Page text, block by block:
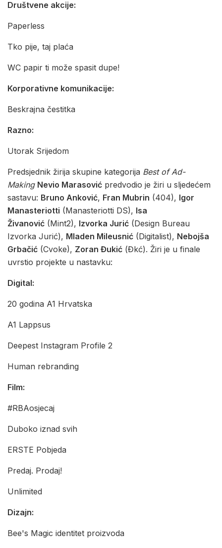
Društvene akcije:
Paperless
Tko pije, taj plaća
WC papir ti može spasit dupe!
Korporativne komunikacije:
Beskrajna čestitka
Razno:
Utorak Srijedom
Predsjednik žirija skupine kategorija Best of Ad-
Making Nevio Marasović predvodio je žiri u sljedećem
sastavu: Bruno Anković, Fran Mubrin (404), Igor
Manasteriotti (Manasteriotti DS), Isa
Živanović (Mint2), Izvorka Jurić (Design Bureau
Izvorka Jurić), Mladen Mileusnić (Digitalist), Nebojša
Grbačić (Cvoke), Zoran Đukić (Đkć). Žiri je u finale
uvrstio projekte u nastavku:
Digital:
20 godina A1 Hrvatska
A1 Lappsus
Deepest Instagram Profile 2
Human rebranding
Film:
#RBAosjecaj
Duboko iznad svih
ERSTE Pobjeda
Predaj. Prodaj!
Unlimited
Dizajn:
Bee's Magic identitet proizvoda